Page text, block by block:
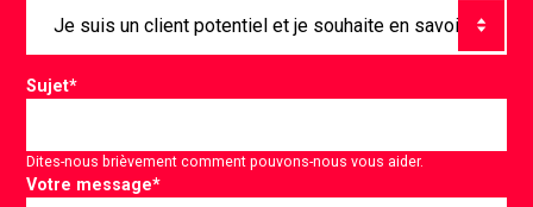
Sujet*
Dites-nous brièvement comment pouvons-nous vous aider.
Votre message*